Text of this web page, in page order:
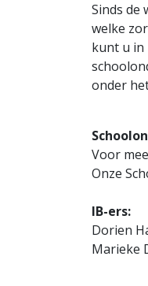
Sinds de
welke
kunt u in
onder
Voor
Onze
IB-ers:
Dorien
Marieke